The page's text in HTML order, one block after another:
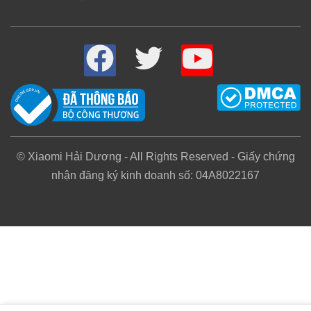
Công nghệ GPS và hỗ trợ lái xe
Bên cạnh khả năng ghi hình chất lượng siêu
© Xiaomi Hải Dương - All Rights Reserved - Giấy chứng
nhận đăng ký kinh doanh số: 04A8022167